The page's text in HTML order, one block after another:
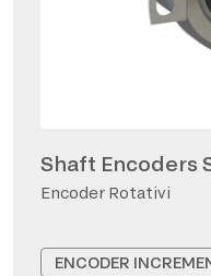
Shaft Encoders
Encoder Rotativi
ENCODER